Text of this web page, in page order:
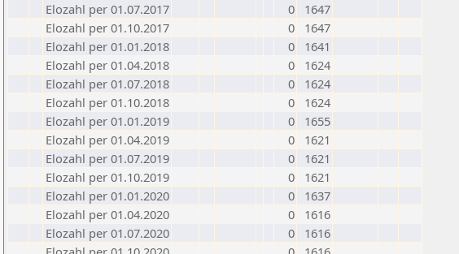
Elozahl per 01.07.2017
0
1647
Elozahl per 01.10.2017
0
1647
Elozahl per 01.01.2018
0
1641
Elozahl per 01.04.2018
0
1624
Elozahl per 01.07.2018
0
1624
Elozahl per 01.10.2018
0
1624
Elozahl per 01.01.2019
0
1655
Elozahl per 01.04.2019
0
1621
Elozahl per 01.07.2019
0
1621
Elozahl per 01.10.2019
0
1621
Elozahl per 01.01.2020
0
1637
Elozahl per 01.04.2020
0
1616
Elozahl per 01.07.2020
0
1616